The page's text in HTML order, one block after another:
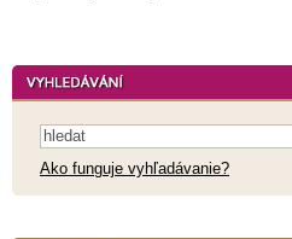
Ako funguje vyhľadávanie?